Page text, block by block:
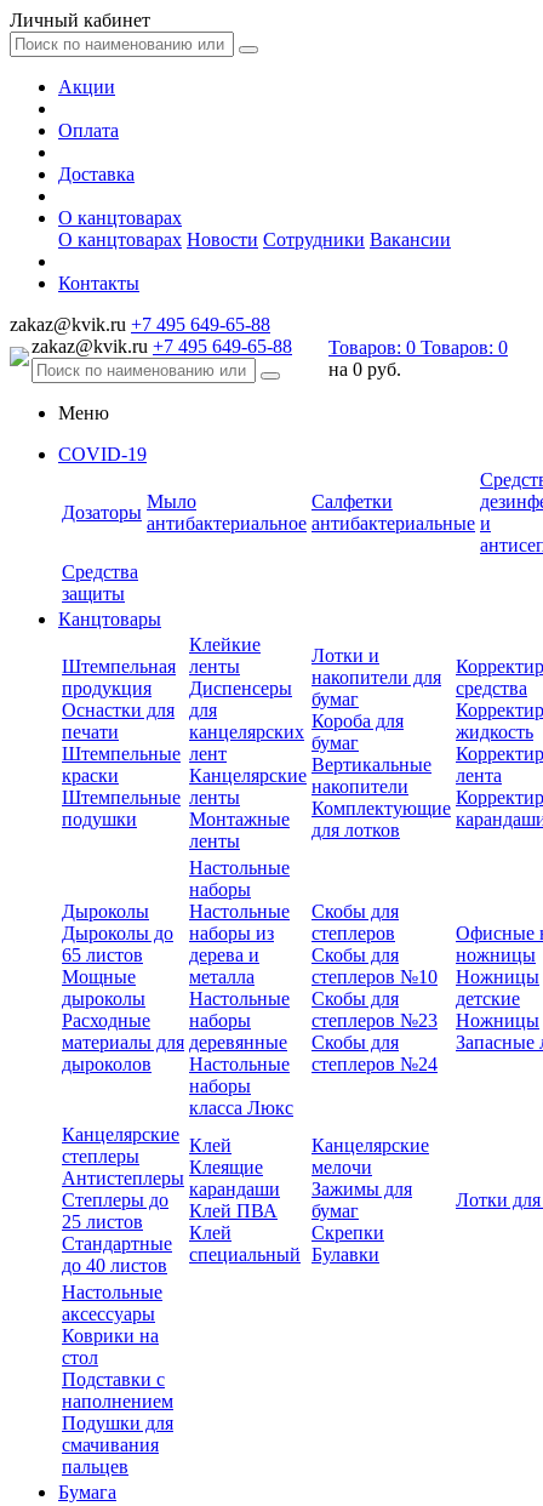
Личный кабинет
Акции
Оплата
Доставка
О канцтоварах
О канцтоварах Новости Сотрудники Вакансии
Контакты
zakaz@kvik.ru +7 495 649-65-88
zakaz@kvik.ru +7 495 649-65-88 Товаров: 0 Товаров: 0
на 0 руб.
Меню
COVID-19
Дозаторы
Мыло
антибактериальное
Салфетки
антибактериальные и
Средства
защиты
Канцтовары
Штемпельная
продукция
Оснастки для
печати
Штемпельные
краски
Штемпельные
подушки
Клейкие
ленты
Диспенсеры
для
канцелярских
лент
Канцелярские
ленты
Монтажные
ленты
Лотки и
накопители для
бумаг
Короба для
бумаг
Вертикальные
накопители
Комплектующие
для лотков
средства
жидкость
лента
Дыроколы
Дыроколы до
65 листов
Мощные
дыроколы
Расходные
материалы для
дыроколов
Настольные
наборы
Настольные
наборы из
дерева и
металла
Настольные
наборы
деревянные
Настольные
наборы
класса Люкс
Скобы для
степлеров
Скобы для
степлеров №10
Скобы для
степлеров №23
Скобы для
степлеров №24
Офисные
ножницы
Ножницы
детские
Ножницы
Запасные
Канцелярские
степлеры
Антистеплеры
Степлеры до
25 листов
Стандартные
до 40 листов
Клей
Клеящие
карандаши
Клей ПВА
Клей
специальный
Канцелярские
мелочи
Зажимы для
бумаг
Скрепки
Булавки
Лотки
Настольные
аксессуары
Коврики на
стол
Подставки с
наполнением
Подушки для
смачивания
пальцев
Бумага